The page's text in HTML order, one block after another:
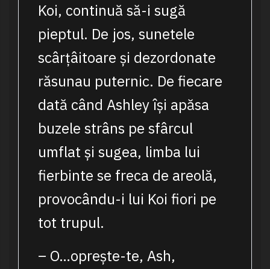
Koi, continuă să-i sugă
pieptul. De jos, sunetele
scârțâitoare și dezordonate
răsunau puternic. De fiecare
dată când Ashley își apăsa
buzele strâns pe sfârcul
umflat și sugea, limba lui
fierbinte se freca de areolă,
provocându-i lui Koi fiori pe
tot trupul.
– O…oprește-te, Ash,